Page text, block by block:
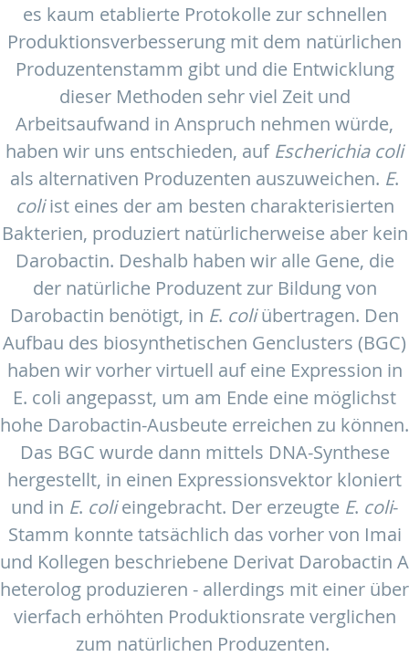
es kaum etablierte Protokolle zur schnellen
Produktionsverbesserung mit dem natürlichen
Produzentenstamm gibt und die Entwicklung
dieser Methoden sehr viel Zeit und
Arbeitsaufwand in Anspruch nehmen würde,
haben wir uns entschieden, auf Escherichia coli
als alternativen Produzenten auszuweichen. E.
coliist eines der am besten charakterisierten
Bakterien, produziert natürlicherweise aber kein
Darobactin. Deshalb haben wir alle Gene, die
der natürliche Produzent zur Bildung von
Darobactin benötigt, in E. coliübertragen. Den
Aufbau des biosynthetischen Genclusters (BGC)
haben wir vorher virtuell auf eine Expression in
E. coli angepasst, um am Ende eine möglichst
hohe Darobactin-Ausbeute erreichen zu können.
Das BGC wurde dann mittels DNA-Synthese
hergestellt, in einen Expressionsvektor kloniert
und in E. colieingebracht. Der erzeugte E. coli-
Stamm konnte tatsächlich das vorher von Imai
und Kollegen beschriebene Derivat Darobactin A
heterolog produzieren - allerdings mit einer über
vierfach erhöhten Produktionsrate verglichen
zum natürlichen Produzenten.